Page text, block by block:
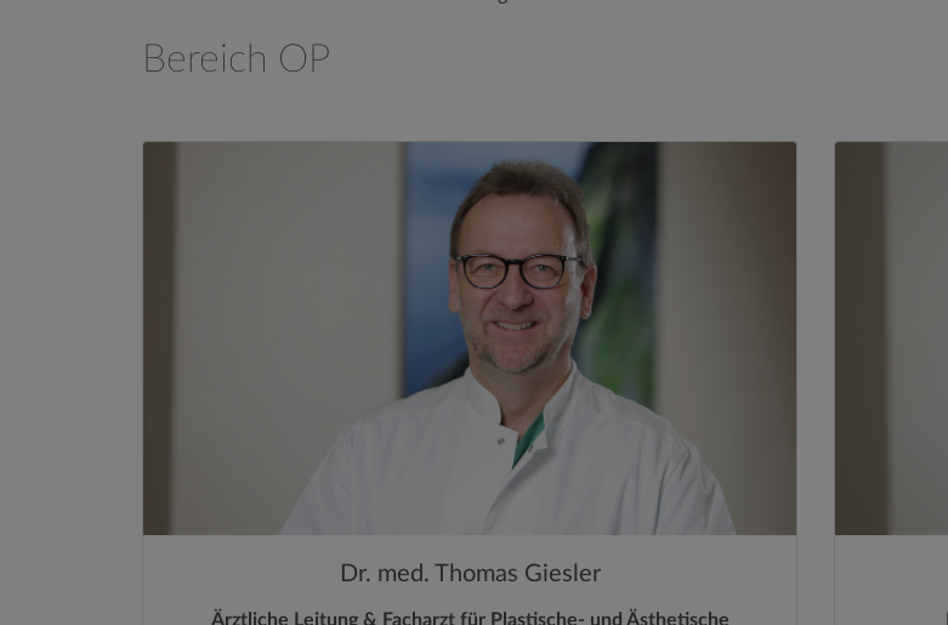
Bereich OP
Dr. med. Thomas Giesler
Ärztliche Leitung & Facharzt für Plastische- und Ästhetische